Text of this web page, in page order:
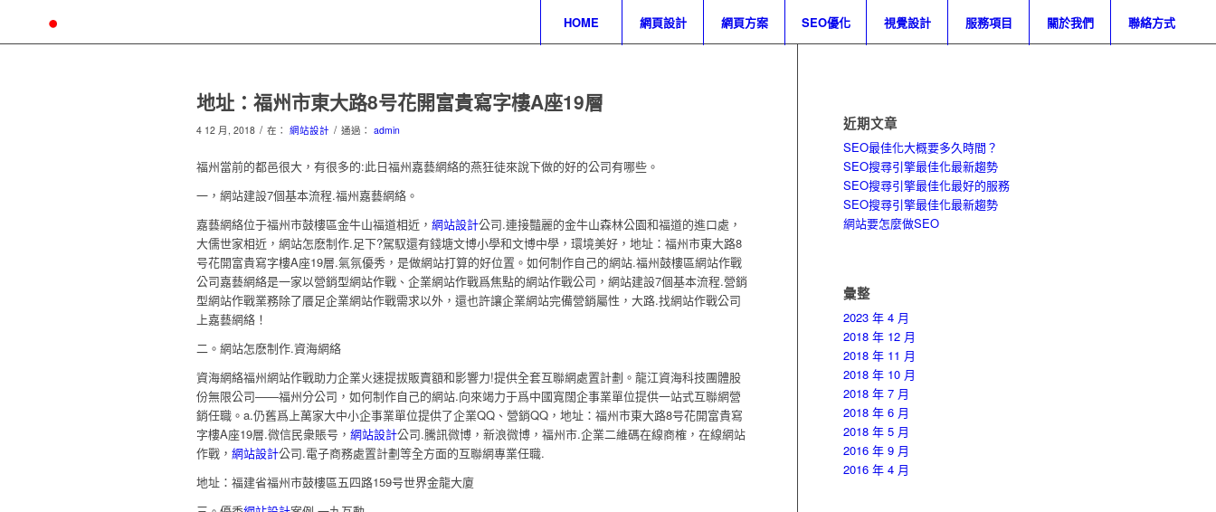
HOME 網頁設計 網頁方案 SEO優化 視覺設計 服務項目 關於我們 聯絡方式
地址：福州市東大路8号花開富貴寫字樓A座19層
4 12 月, 2018 / 在： 網站設計 / 通過： admin
福州當前的都邑很大，有很多的:此日福州嘉藝網絡的燕狂徒來說下做的好的公司有哪些。
一，網站建設7個基本流程.福州嘉藝網絡。
嘉藝網絡位于福州市鼓樓區金牛山福道相近， 網站設計公司.連接豔麗的金牛山森林公園和福道的進口處，
大儒世家相近，網站怎麽制作.足下?駕馭還有錢塘文博小學和文博中學，環境美好，地址：福州市東大路8
号花開富貴寫字樓A座19層.氣氛優秀，是做網站打算的好位置。如何制作自己的網站.福州鼓樓區網站作戰
公司嘉藝網絡是一家以營銷型網站作戰、企業網站作戰爲焦點的網站作戰公司，網站建設7個基本流程.營銷
型網站作戰業務除了餍足企業網站作戰需求以外，還也許讓企業網站完備營銷屬性，大路.找網站作戰公司
上嘉藝網絡！
二。網站怎麽制作.資海網絡
資海網絡福州網站作戰助力企業火速提拔販賣額和影響力!提供全套互聯網處置計劃。龍江資海科技團體股
份無限公司——福州分公司，如何制作自己的網站.向來竭力于爲中國寬闊企事業單位提供一站式互聯網營
銷任職。a.仍舊爲上萬家大中小企事業單位提供了企業QQ、營銷QQ，地址：福州市東大路8号花開富貴寫
字樓A座19層.微信民衆賬号， 網站設計公司.騰訊微博，新浪微博，福州市.企業二維碼在線商榷，在線網站
作戰， 網站設計公司.電子商務處置計劃等全方面的互聯網專業任職.
地址：福建省福州市鼓樓區五四路159号世界金龍大廈
近期文章
SEO最佳化大概要多久時間？
SEO搜尋引擎最佳化最新趨勢
SEO搜尋引擎最佳化最好的服務
SEO搜尋引擎最佳化最新趨勢
網站要怎麼做SEO
彙整
2023 年 4 月
2018 年 12 月
2018 年 11 月
2018 年 10 月
2018 年 7 月
2018 年 6 月
2018 年 5 月
2016 年 9 月
2016 年 4 月